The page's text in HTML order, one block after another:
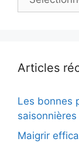
Articles
Les bonnes
saisonnières
Maigrir